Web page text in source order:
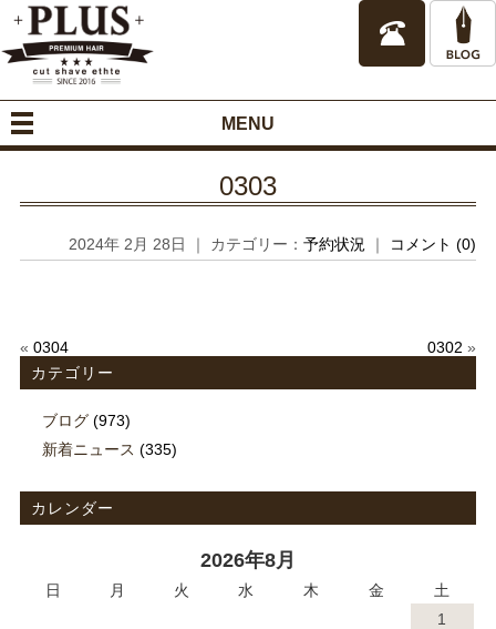
MENU
0303
2024年 2月 28日 ｜ カテゴリー：予約状況 ｜ コメント (0)
« 0304 0302 »
カテゴリー
ブログ(973)
新着ニュース (335)
カレンダー
2026年8月
日 月 火 水 木 金
土
1